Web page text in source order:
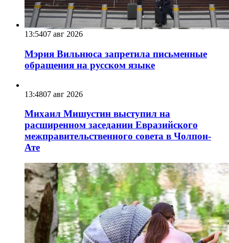
13:5407 авг 2026
Мэрия Вильнюса запретила письменные
обращения на русском языке
13:4807 авг 2026
Михаил Мишустин выступил на
расширенном заседании Евразийского
межправительственного совета в Чолпон-
Ате